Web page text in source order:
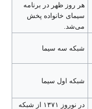
هر روز ظهر در برنامه
سیمای خانواده پخش
می‌شد.
شبکه سه سیما
شبکه اول سیما
در نوروز ۱۳۷۱ از شبکه